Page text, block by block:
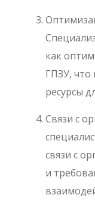
как
ГПЗУ, что
ресурсы
Связи с
связи с
и